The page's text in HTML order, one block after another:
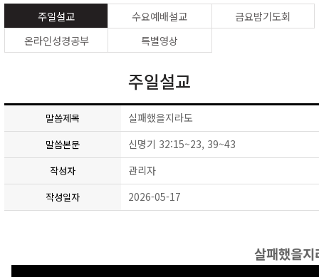
주일설교 수요예배설교
금요밤기도회
온라인성경공부
특별영상
주일설교
말씀제목 실패했을지라도
말씀본문 신명기 32:15~23, 39~43
작성자 관리자
작성일자 2026-05-17
살패했을지